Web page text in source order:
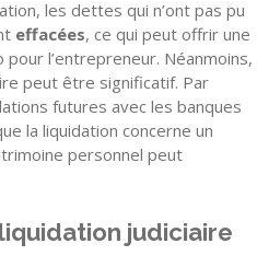
les dettes qui n’ont pas pu
effacées, ce qui peut offrir une
l’entrepreneur. Néanmoins,
peut être significatif. Par
futures avec les banques
la liquidation concerne un
personnel peut
judiciaire